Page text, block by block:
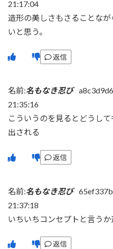
21:17:04
造形の美しさもさることな
いと思う。
返信
名前:名もなき忍び
21:35:16
こういうのを見るとどうし
出される
返信
名前:名もなき忍び
21:37:18
いちいちコンセプトと言う
返信